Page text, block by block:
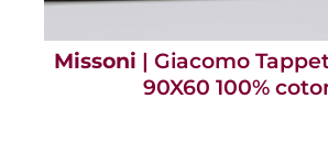
Missoni | Giacomo
90X60 100%